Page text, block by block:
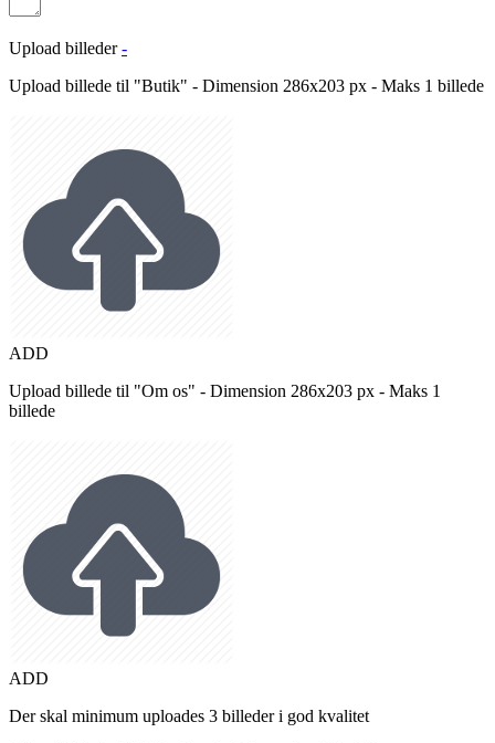
Upload billeder -
Upload billede til "Butik" - Dimension 286x203 px - Maks 1 billede
ADD
Upload billede til "Om os" - Dimension 286x203 px - Maks 1
billede
ADD
Der skal minimum uploades 3 billeder i god kvalitet